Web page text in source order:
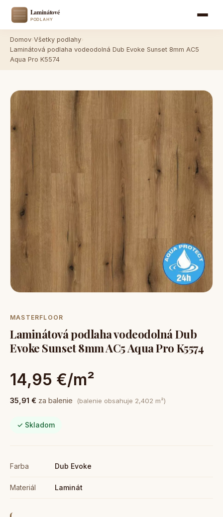
Domov Všetky podlahy
Laminátová podlaha vodeodolná Dub Evoke Sunset 8mm AC5
Aqua Pro K5574
MASTERFLOOR
Laminátová podlaha vodeodolná Dub
Evoke Sunset 8mm AC5 Aqua Pro K5574
14,95 €/m²
35,91 € za balenie (balenie obsahuje 2,402 m²)
✓ Skladom
Farba Dub Evoke
Materiál Laminát